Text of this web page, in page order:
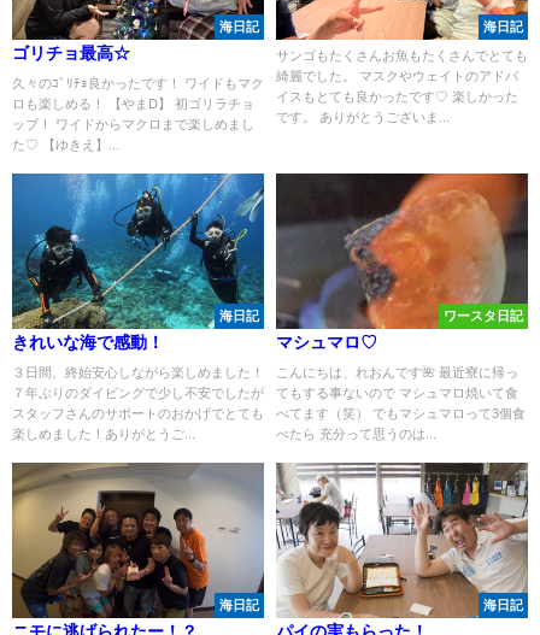
海日記
ゴリチョ最高☆
久々のｺﾞﾘﾁｮ良かったです！ ワイドもマク
ロも楽しめる！ 【やまD】 初ゴリラチョ
ップ！ ワイドからマクロまで楽しめまし
た♡ 【ゆきえ】...
海日記
サンゴもたくさんお魚もたくさんでとても
綺麗でした。 マスクやウェイトのアドバ
イスもとても良かったです♡ 楽しかった
です。 ありがとうございま...
海日記
きれいな海で感動！
３日間、終始安心しながら楽しめました！
７年ぶりのダイビングで少し不安でしたが
スタッフさんのサポートのおかげでとても
楽しめました！ありがとうご...
ワースタ日記
マシュマロ♡
こんにちは、れおんです🌺 最近寮に帰っ
てもする事ないので マシュマロ焼いて食
べてます（笑） でもマシュマロって3個食
べたら 充分って思うのは...
海日記 海日記